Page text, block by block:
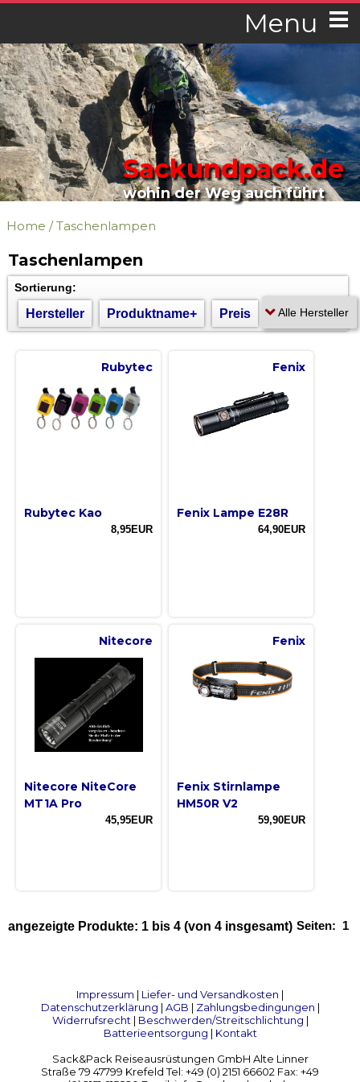
Menu
Sackundpack.de
wohin der Weg auch führt
Home /Taschenlampen
Taschenlampen
Sortierung:
Hersteller Produktname+ Preis
Rubytec
Rubytec Kao
8,95EUR
Fenix
Fenix Lampe E28R
64,90EUR
Nitecore
Nitecore NiteCore
MT1A Pro
45,95EUR
Fenix
Fenix Stirnlampe
HM50R V2
59,90EUR
Seiten: 1
angezeigte Produkte: 1 bis 4 (von 4 insgesamt)
Impressum | Liefer- und Versandkosten |
Datenschutzerklärung | AGB | Zahlungsbedingungen |
Widerrufsrecht| Beschwerden/Streitschlichtung |
Batterieentsorgung | Kontakt
Sack&Pack Reiseausrüstungen GmbH Alte Linner
Straße 79 47799 Krefeld Tel: +49 (0) 2151 66602 Fax: +49